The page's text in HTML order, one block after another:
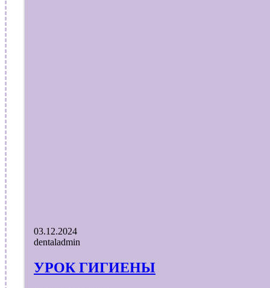
03.12.2024
dentaladmin
УРОК ГИГИЕНЫ